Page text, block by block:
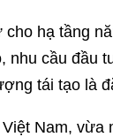
cho hạ tầng
nhu cầu đầu
tái tạo là
Nam, vừa